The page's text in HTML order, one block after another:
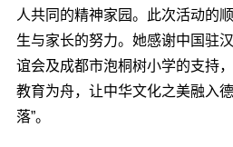
人共同的精神家园。此次活动的
生与家长的努力。她感谢中国驻
谊会及成都市泡桐树小学的支持
教育为舟，让中华文化之美融入
落”。